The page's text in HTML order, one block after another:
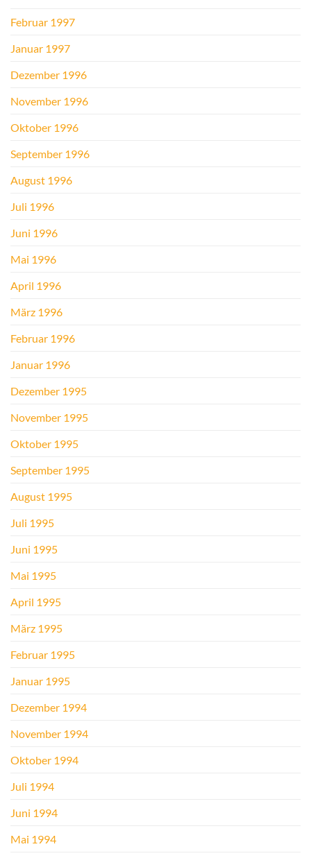
Februar 1997
Januar 1997
Dezember 1996
November 1996
Oktober 1996
September 1996
August 1996
Juli 1996
Juni 1996
Mai 1996
April 1996
März 1996
Februar 1996
Januar 1996
Dezember 1995
November 1995
Oktober 1995
September 1995
August 1995
Juli 1995
Juni 1995
Mai 1995
April 1995
März 1995
Februar 1995
Januar 1995
Dezember 1994
November 1994
Oktober 1994
Juli 1994
Juni 1994
Mai 1994